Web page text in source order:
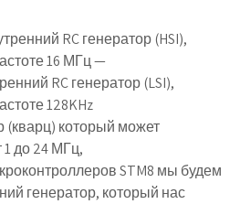
RC генератор (HSI),
16 МГц —
RC генератор (LSI),
128KHz
(кварц) который может
1 до 24 МГц,
STM8 мы будем
генератор, который нас